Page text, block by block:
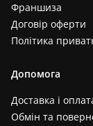
Франшиза
Договір оферти
Політика
Допомога
Доставка і
Обмін та